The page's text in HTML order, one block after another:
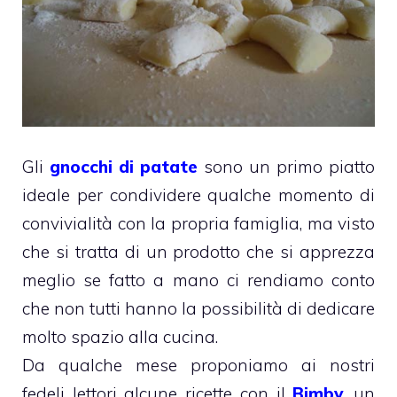
Gli gnocchi di patate sono un primo piatto
ideale per condividere qualche momento di
convivialità con la propria famiglia, ma visto
che si tratta di un prodotto che si apprezza
meglio se fatto a mano ci rendiamo conto
che non tutti hanno la possibilità di dedicare
molto spazio alla cucina.
Da qualche mese proponiamo ai nostri